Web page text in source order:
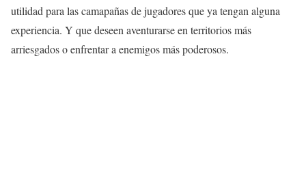
utilidad para las camapañas de jugadores que ya tengan alguna
experiencia. Y que deseen aventurarse en territorios más
arriesgados o enfrentar a enemigos más poderosos.